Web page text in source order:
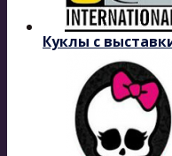
Куклы с